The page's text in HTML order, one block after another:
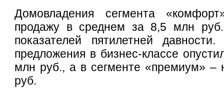
Домовладения сегмента
продажу в среднем за 8,5 млн
показателей пятилетней
предложения в бизнес-классе
млн руб., а в сегменте «премиум» –
руб.